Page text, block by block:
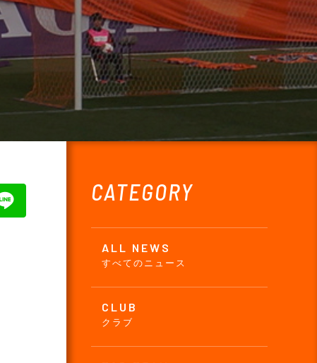
CATEGORY
ALL NEWS
すべてのニュース
CLUB
クラブ